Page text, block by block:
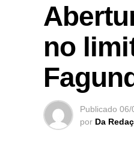
no
Publicado 06/
por Da